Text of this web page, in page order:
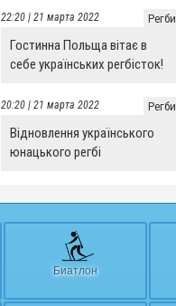
Регби
22:20 | 21 марта 2022
Гостинна Польща вітає в
себе українських регбісток!
Регби
20:20 | 21 марта 2022
Відновлення українського
юнацького регбі
Биатлон